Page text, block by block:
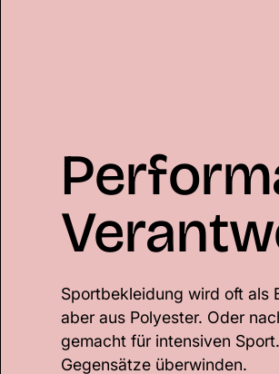
Sportbekleidung wird oft als
aber aus Polyester. Oder
gemacht für intensiven
Gegensätze überwinden.